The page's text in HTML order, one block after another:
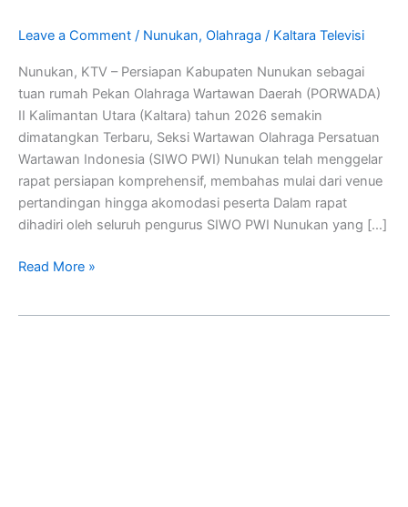
Leave a Comment / Nunukan, Olahraga / Kaltara Televisi
Nunukan, KTV – Persiapan Kabupaten Nunukan sebagai
tuan rumah Pekan Olahraga Wartawan Daerah (PORWADA)
II Kalimantan Utara (Kaltara) tahun 2026 semakin
dimatangkan Terbaru, Seksi Wartawan Olahraga Persatuan
Wartawan Indonesia (SIWO PWI) Nunukan telah menggelar
rapat persiapan komprehensif, membahas mulai dari venue
pertandingan hingga akomodasi peserta Dalam rapat
dihadiri oleh seluruh pengurus SIWO PWI Nunukan yang […]
2026,
Seluruh
Jurnalis
Se-
Kaltara
Ikut
Berpartidsipasi
Read More »